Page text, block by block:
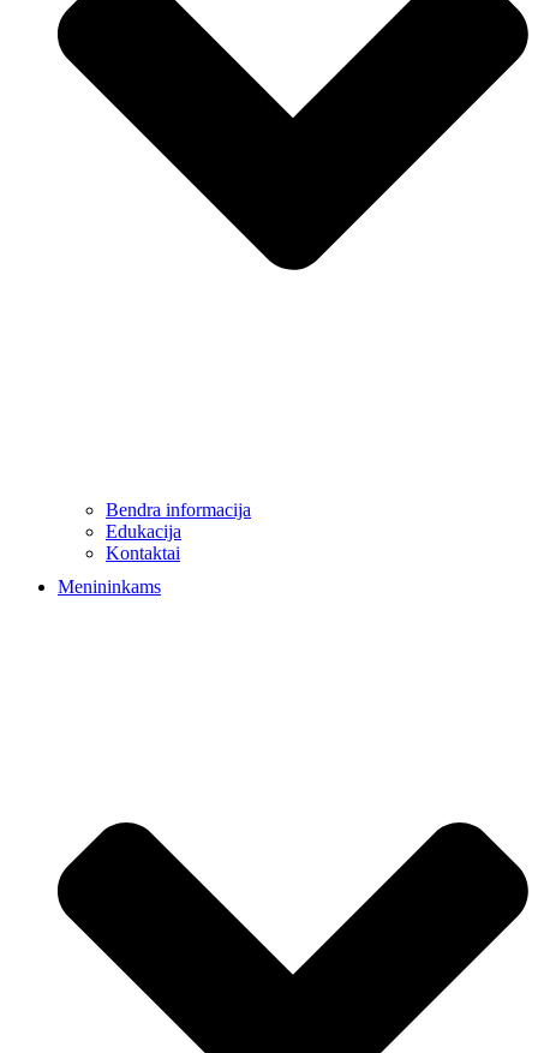
Bendra informacija
Edukacija
Kontaktai
Menininkams